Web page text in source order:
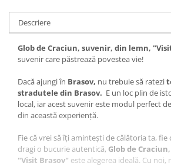
Descriere
Glob de Craciun, suvenir, din lemn,
suvenir care păstrează povestea vie!
Dacă ajungi în Brasov, nu trebuie să ratezi
stradutele din Brasov. E un loc plin de
local, iar acest suvenir este modul perfect
din această experiență.
Fie că vrei să îți amintești de călătoria ta, fie
dragi o bucurie autentică, Glob de
"Visit Brasov" este alegerea ideală. Cu